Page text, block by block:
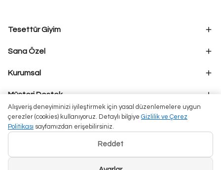
Alışveriş deneyiminizi iyileştirmek için yasal düzenlemelere uygun
çerezler (cookies) kullanıyoruz. Detaylı bilgiye Gizlilik ve Çerez
Politikası sayfamızdan erişebilirsiniz.
Reddet
Tesettür Giyim
Sana Özel
Kurumsal
Müşteri Destek